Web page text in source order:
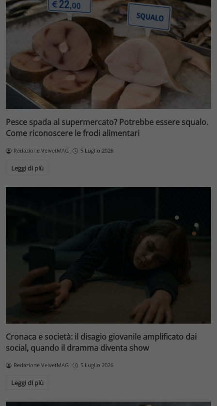
Pesce spada al supermercato? Potrebbe essere squalo.
Come riconoscere le frodi alimentari
Redazione VelvetMAG 5 Luglio 2026
Leggi di più
Cronaca e società: il disagio giovanile amplificato dai
social, quando il dramma diventa show
Redazione VelvetMAG 5 Luglio 2026
Leggi di più